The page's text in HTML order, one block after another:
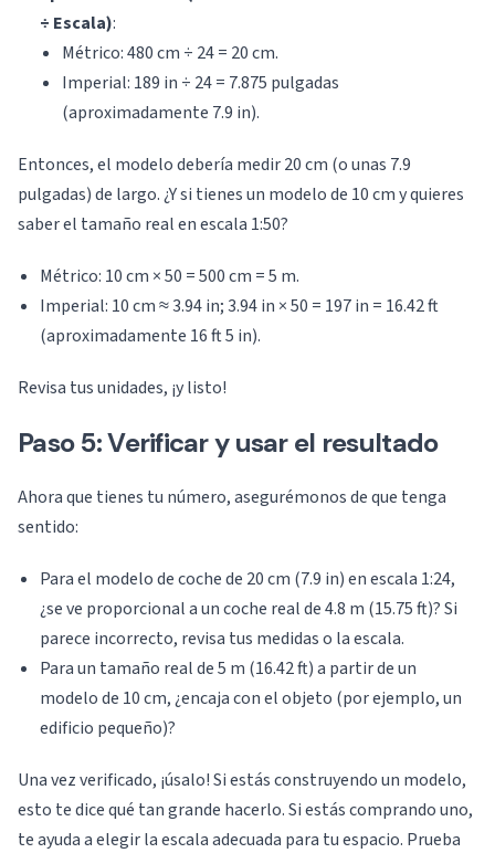
÷ Escala):
Métrico: 480 cm ÷ 24 = 20 cm.
Imperial: 189 in ÷ 24 = 7.875 pulgadas
(aproximadamente 7.9 in).
Entonces, el modelo debería medir 20 cm (o unas 7.9
pulgadas) de largo. ¿Y si tienes un modelo de 10 cm y quieres
saber el tamaño real en escala 1:50?
Métrico: 10 cm × 50 = 500 cm = 5 m.
Imperial: 10 cm ≈ 3.94 in; 3.94 in × 50 = 197 in = 16.42 ft
(aproximadamente 16 ft 5 in).
Revisa tus unidades, ¡y listo!
Paso 5: Verificar y usar el resultado
Ahora que tienes tu número, asegurémonos de que tenga
sentido:
Para el modelo de coche de 20 cm (7.9 in) en escala 1:24,
¿se ve proporcional a un coche real de 4.8 m (15.75 ft)? Si
parece incorrecto, revisa tus medidas o la escala.
Para un tamaño real de 5 m (16.42 ft) a partir de un
modelo de 10 cm, ¿encaja con el objeto (por ejemplo, un
edificio pequeño)?
Una vez verificado, ¡úsalo! Si estás construyendo un modelo,
esto te dice qué tan grande hacerlo. Si estás comprando uno,
te ayuda a elegir la escala adecuada para tu espacio. Prueba